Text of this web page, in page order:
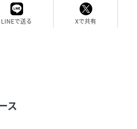
LINEで送る Xで共有
ス